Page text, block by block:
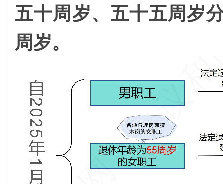
五十周岁、五十五周岁
周岁。